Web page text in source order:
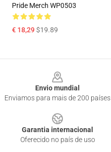
Pride Merch WP0503
€ 18,29$19.89
Envio mundial
Enviamos para mais de 200 países
Garantia internacional
Oferecido no país de uso